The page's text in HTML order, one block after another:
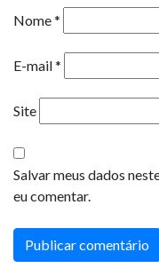
Nome*
E-mail*
Site
Salvar meus dados
eu comentar.